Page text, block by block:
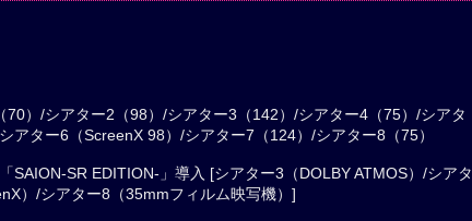
70）/シアター2（98）/シアター3（142）/シアター4（75）/シアタ
アター6（ScreenX 98）/シアター7（124）/シアター8（75）
SAION-SR EDITION-」導入 [シアター3（DOLBY ATMOS）/シアタ
）/シアター8（35mmフィルム映写機）]